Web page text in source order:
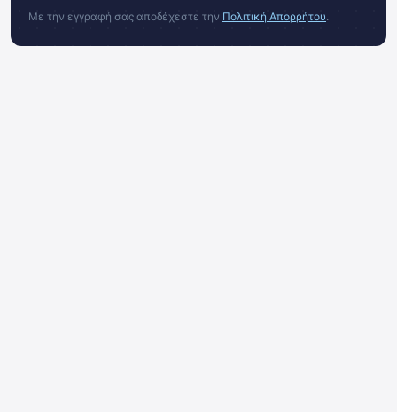
Με την εγγραφή σας αποδέχεστε την Πολιτική Απορρήτου.